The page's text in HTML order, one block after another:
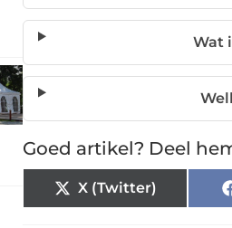
Wat
Goed artikel? Deel
X (Twitter)